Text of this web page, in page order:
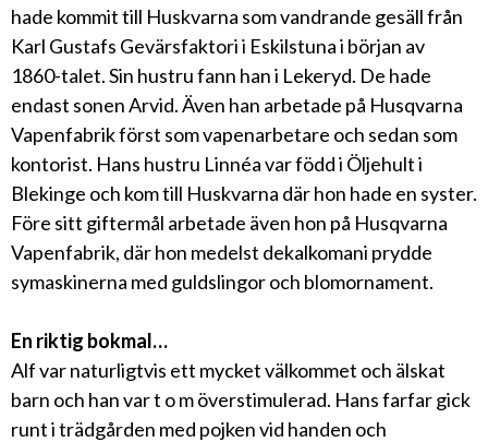
hade kommit till Huskvarna som vandrande gesäll från
Karl Gustafs Gevärsfaktori i Eskilstuna i början av
1860-talet. Sin hustru fann han i Lekeryd. De hade
endast sonen Arvid. Även han arbetade på Husqvarna
Vapenfabrik först som vapenarbetare och sedan som
kontorist. Hans hustru Linnéa var född i Öljehult i
Blekinge och kom till Huskvarna där hon hade en syster.
Före sitt giftermål arbetade även hon på Husqvarna
Vapenfabrik, där hon medelst dekalkomani prydde
symaskinerna med guldslingor och blomornament.
En riktig bokmal…
Alf var naturligtvis ett mycket välkommet och älskat
barn och han var t o m överstimulerad. Hans farfar gick
runt i trädgården med pojken vid handen och